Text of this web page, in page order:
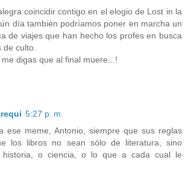
coincidir contigo en el elogio de Lost in la
día también podríamos poner en marcha un
de viajes que han hecho los profes en busca
de culto.
me digas que al final muere...!
5:27 p. m.
ese meme, Antonio, siempre que sus reglas
los libros no sean sólo de literatura, sino
historia, o ciencia, o lo que a cada cual le